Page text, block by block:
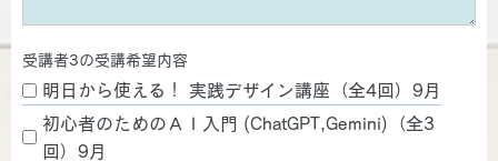
受講者3の受講希望内容
明日から使える！ 実践デザイン講座（全4回）9月
初心者のためのＡＩ入門 (ChatGPT,Gemini)（全3
回）9月